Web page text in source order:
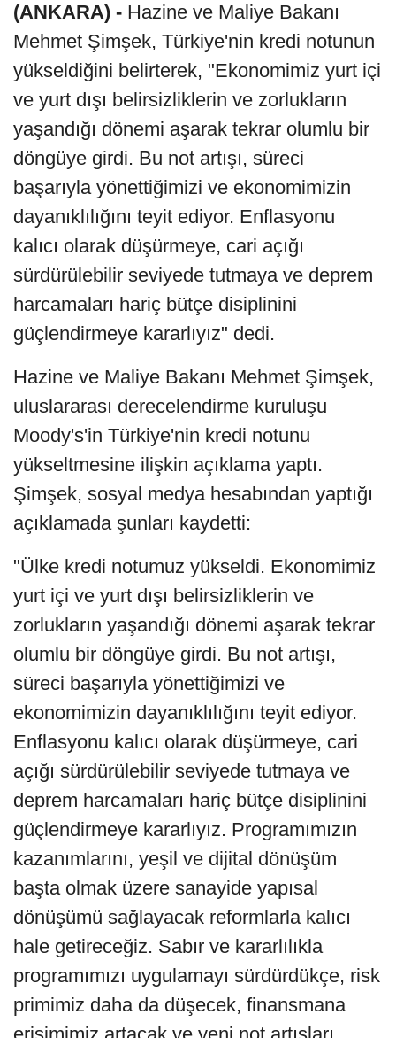
(ANKARA) - Hazine ve Maliye Bakanı
Mehmet Şimşek, Türkiye'nin kredi notunun
yükseldiğini belirterek, "Ekonomimiz yurt içi
ve yurt dışı belirsizliklerin ve zorlukların
yaşandığı dönemi aşarak tekrar olumlu bir
döngüye girdi. Bu not artışı, süreci
başarıyla yönettiğimizi ve ekonomimizin
dayanıklılığını teyit ediyor. Enflasyonu
kalıcı olarak düşürmeye, cari açığı
sürdürülebilir seviyede tutmaya ve deprem
harcamaları hariç bütçe disiplinini
güçlendirmeye kararlıyız" dedi.
Hazine ve Maliye Bakanı Mehmet Şimşek,
uluslararası derecelendirme kuruluşu
Moody's'in Türkiye'nin kredi notunu
yükseltmesine ilişkin açıklama yaptı.
Şimşek, sosyal medya hesabından yaptığı
açıklamada şunları kaydetti:
"Ülke kredi notumuz yükseldi. Ekonomimiz
yurt içi ve yurt dışı belirsizliklerin ve
zorlukların yaşandığı dönemi aşarak tekrar
olumlu bir döngüye girdi. Bu not artışı,
süreci başarıyla yönettiğimizi ve
ekonomimizin dayanıklılığını teyit ediyor.
Enflasyonu kalıcı olarak düşürmeye, cari
açığı sürdürülebilir seviyede tutmaya ve
deprem harcamaları hariç bütçe disiplinini
güçlendirmeye kararlıyız. Programımızın
kazanımlarını, yeşil ve dijital dönüşüm
başta olmak üzere sanayide yapısal
dönüşümü sağlayacak reformlarla kalıcı
hale getireceğiz. Sabır ve kararlılıkla
programımızı uygulamayı sürdürdükçe, risk
primimiz daha da düşecek, finansmana